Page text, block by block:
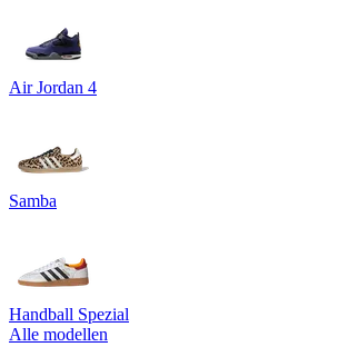
Air Jordan 4
Samba
Handball Spezial
Alle modellen